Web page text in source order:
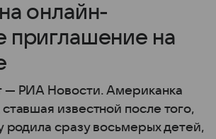
онлайн-
приглашение на
— РИА Новости. Американка
известной после того,
родила сразу восьмерых детей,